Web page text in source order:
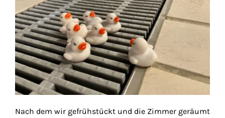
Nach dem wir gefrühstückt und die Zimmer geräumt